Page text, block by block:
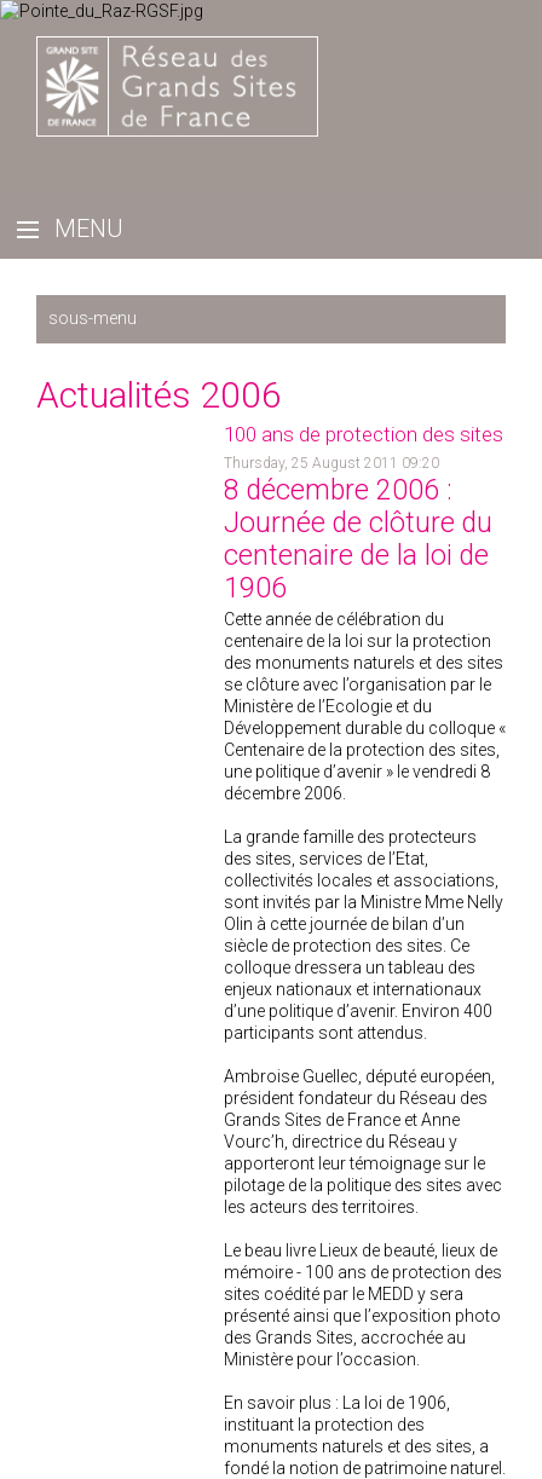
2025
Actualités 2006
100 ans de protection des sites
Thursday, 25 August 2011 09:20
8 décembre 2006 :
Journée de clôture du
centenaire de la loi de
1906
Cette année de célébration du
centenaire de la loi sur la protection
des monuments naturels et des sites
se clôture avec l’organisation par le
Ministère de l’Ecologie et du
Développement durable du colloque «
Centenaire de la protection des sites,
une politique d’avenir » le vendredi 8
décembre 2006.
La grande famille des protecteurs
des sites, services de l’Etat,
collectivités locales et associations,
sont invités par la Ministre Mme Nelly
Olin à cette journée de bilan d’un
siècle de protection des sites. Ce
colloque dressera un tableau des
enjeux nationaux et internationaux
d’une politique d’avenir. Environ 400
participants sont attendus.
Ambroise Guellec, député européen,
président fondateur du Réseau des
Grands Sites de France et Anne
Vourc’h, directrice du Réseau y
apporteront leur témoignage sur le
pilotage de la politique des sites avec
les acteurs des territoires.
Le beau livre
Lieux de beauté, lieux de
mémoire - 100 ans de protection des
sites coédité par le MEDD y sera
présenté ainsi que l’exposition photo
des Grands Sites, accrochée au
Ministère pour l’occasion.
En savoir plus : La loi de 1906,
instituant la protection des
monuments naturels et des sites, a
fondé la notion de patrimoine naturel.